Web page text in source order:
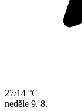
27/14 °C
neděle 9. 8.